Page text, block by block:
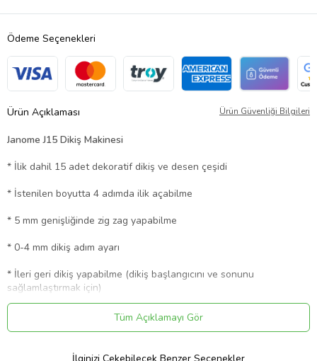
Ödeme Seçenekleri
Ürün Açıklaması Ürün Güvenliği Bilgileri
Janome J15 Dikiş Makinesi
* İlik dahil 15 adet dekoratif dikiş ve desen çeşidi
* İstenilen boyutta 4 adımda ilik açabilme
* 5 mm genişliğinde zig zag yapabilme
* 0-4 mm dikiş adım ayarı
* İleri geri dikiş yapabilme (dikiş başlangıcını ve sonunu
sağlamlaştırmak için)
* Kol, yaka, çocuk kıyafetleri dikimi için burunlu gövde
Tüm Açıklamayı Gör